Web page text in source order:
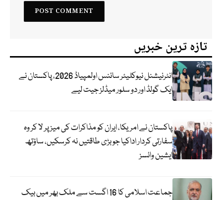
تازہ ترین خبریں
انٹرنیشنل نیوکلیئر سائنس اولمپیاڈ 2026، پاکستان نے
ایک گولڈ اور دو سلور میڈلز جیت لیے
پاکستان نے امریکا، ایران کو مذاکرات کی میز پر لا کر وہ
سفارتی کردار اداکیا جو بڑی طاقتیں نہ کرسکیں، ساؤتھ
ایشین وائسز
جماعت اسلامی کا 16 اگست سے ملک بھر میں بیک